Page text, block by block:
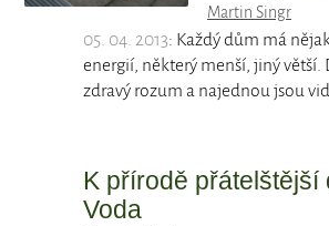
Martin Singr
05. 04. 2013: Každý dům má
energií, některý menší, jiný větší.
zdravý rozum a najednou jsou
K přírodě přátelštější
Voda